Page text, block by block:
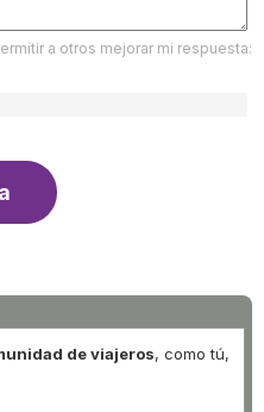
a otros mejorar mi respuesta:
de viajeros, como tú,